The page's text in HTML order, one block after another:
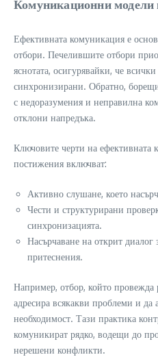
Комуникационни модели
Ефективната комуникация е
отбори. Печелившите отбори
яснотата, осигурявайки, че
синхронизирани. Обратно,
с недоразумения и неправилна
отклони напредъка.
Ключовите черти на ефективната
постижения включват:
Активно слушане, което
Чести и структурирани
синхронизацията.
Насърчаване на открит диалог
притеснения.
Например, отбор, който
адресира всякакви проблеми и да
необходимост. Тази практика
комуникират рядко, водещи до
нерешени конфликти.